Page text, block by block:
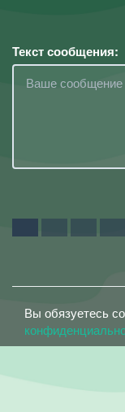
Текст сообщения:
Вы обязуетесь